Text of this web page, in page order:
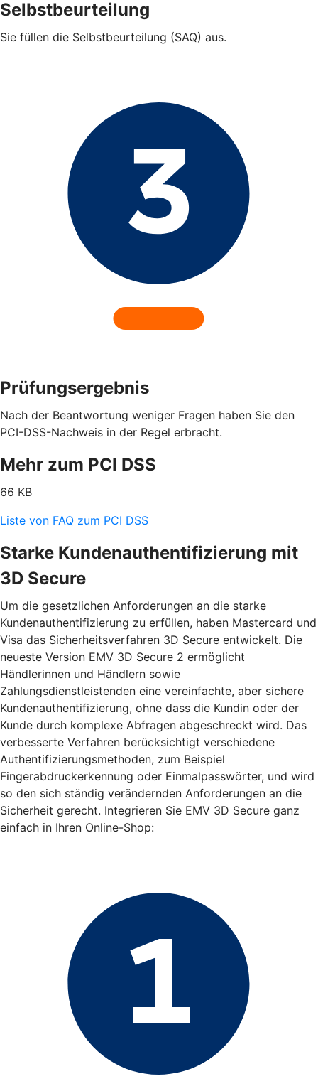
Selbstbeurteilung
Sie füllen die Selbstbeurteilung (SAQ) aus.
Prüfungsergebnis
Nach der Beantwortung weniger Fragen haben Sie den
PCI-DSS-Nachweis in der Regel erbracht.
Mehr zum PCI DSS
66 KB
Liste von FAQ zum PCI DSS
Starke Kundenauthentifizierung mit
3D Secure
Um die gesetzlichen Anforderungen an die starke
Kundenauthentifizierung zu erfüllen, haben Mastercard und
Visa das Sicherheitsverfahren 3D Secure entwickelt. Die
neueste Version EMV 3D Secure 2 ermöglicht
Händlerinnen und Händlern sowie
Zahlungsdienstleistenden eine vereinfachte, aber sichere
Kundenauthentifizierung, ohne dass die Kundin oder der
Kunde durch komplexe Abfragen abgeschreckt wird. Das
verbesserte Verfahren berücksichtigt verschiedene
Authentifizierungsmethoden, zum Beispiel
Fingerabdruckerkennung oder Einmalpasswörter, und wird
so den sich ständig verändernden Anforderungen an die
Sicherheit gerecht. Integrieren Sie EMV 3D Secure ganz
einfach in Ihren Online-Shop: